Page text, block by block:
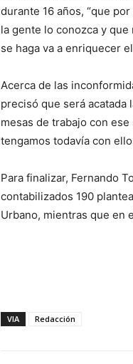
durante 16 años, “que
la gente lo conozca y
se haga va a enriquecer
Acerca de las
precisó que será acatada
mesas de trabajo con
tengamos todavía con
Para finalizar, Fernando
contabilizados 190
Urbano, mientras que en
VIA Redacción